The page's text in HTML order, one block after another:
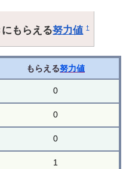
もらえる努力値 †
もらえる努力値
0
0
0
1